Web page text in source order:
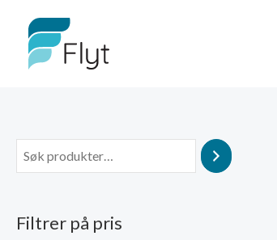
Filtrer på pris